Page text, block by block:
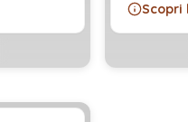
Scopri